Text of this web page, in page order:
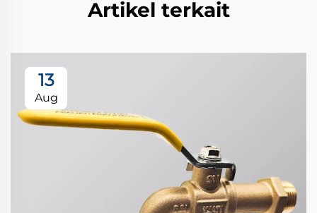
Artikel terkait
13
Aug